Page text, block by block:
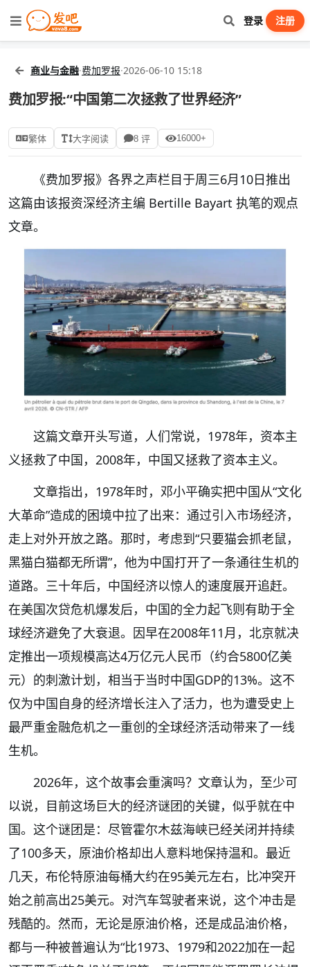
登录 注册
商业与金融·费加罗报·2026-06-10 15:18
费加罗报:“中国第二次拯救了世界经济”
繁体 大字阅读 8 评 16000+
《费加罗报》各界之声栏目于周三6月10日推出
这篇由该报资深经济主编 Bertille Bayart 执笔的观点
文章。
这篇文章开头写道，人们常说，1978年，资本主
义拯救了中国，2008年，中国又拯救了资本主义。
文章指出，1978年时，邓小平确实把中国从“文化
大革命”造成的困境中拉了出来：通过引入市场经济，
走上对外开放之路。那时，考虑到“只要猫会抓老鼠，
黑猫白猫都无所谓”，他为中国打开了一条通往生机的
道路。三十年后，中国经济以惊人的速度展开追赶。
在美国次贷危机爆发后，中国的全力起飞则有助于全
球经济避免了大衰退。因早在2008年11月，北京就决
定推出一项规模高达4万亿元人民币（约合5800亿美
元）的刺激计划，相当于当时中国GDP的13%。这不
仅为中国自身的经济增长注入了活力，也为遭受史上
最严重金融危机之一重创的全球经济活动带来了一线
生机。
2026年，这个故事会重演吗？文章认为，至少可
以说，目前这场巨大的经济谜团的关键，似乎就在中
国。这个谜团是：尽管霍尔木兹海峡已经关闭并持续
了100多天，原油价格却出人意料地保持温和。最近
几天，布伦特原油每桶大约在95美元左右，比冲突开
始之前高出25美元。对汽车驾驶者来说，这个冲击是
残酷的。然而，无论是原油价格，还是成品油价格，
都与一种被普遍认为“比1973、1979和2022加在一起